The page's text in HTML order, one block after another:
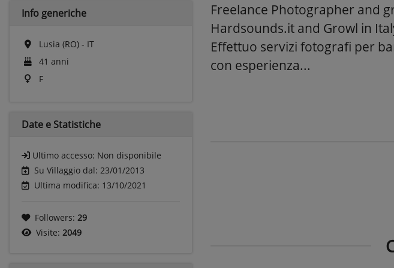
Info generiche
Lusia (RO) - IT
41 anni
F
Date e Statistiche
Ultimo accesso: Non disponibile
Su Villaggio dal: 23/01/2013
Ultima modifica: 13/10/2021
Followers: 29
Visite: 2049
Freelance Photographer and
Hardsounds.it and Growl in
Effettuo servizi fotografi per
con esperienza...